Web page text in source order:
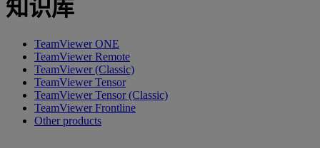
知识库
TeamViewer ONE
TeamViewer Remote
TeamViewer (Classic)
TeamViewer Tensor
TeamViewer Tensor (Classic)
TeamViewer Frontline
Other products